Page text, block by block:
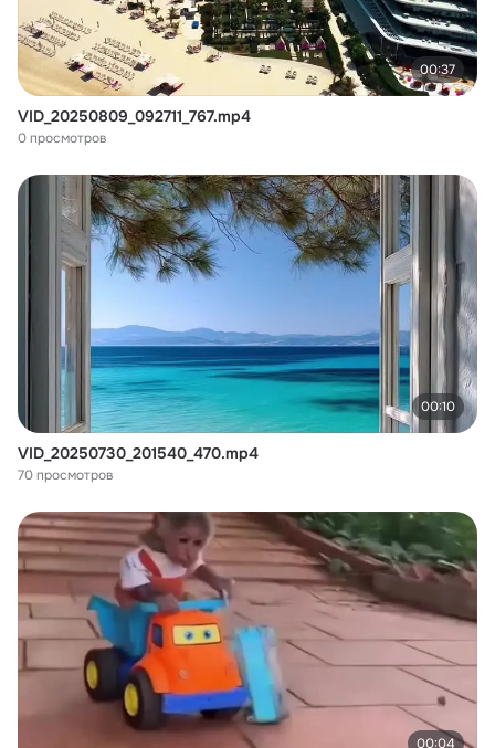
00:37
VID_20250809_092711_767.mp4
0 просмотров
00:10
VID_20250730_201540_470.mp4
70 просмотров
00:04